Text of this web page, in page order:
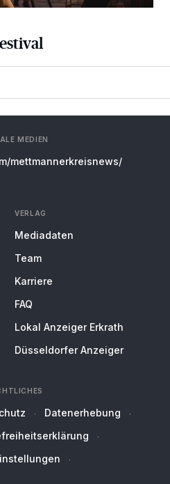
MEDIEN
mettmannerkreisnews/
VERLAG
Mediadaten
Team
Karriere
FAQ
Lokal Anzeiger Erkrath
Düsseldorfer Anzeiger
Datenerhebung